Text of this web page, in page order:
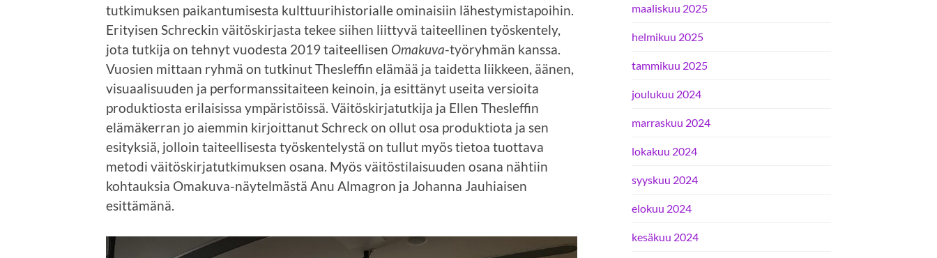
tutkimuksen paikantumisesta kulttuurihistorialle ominaisiin lähestymistapoihin.
Erityisen Schreckin väitöskirjasta tekee siihen liittyvä taiteellinen työskentely,
jota tutkija on tehnyt vuodesta 2019 taiteellisen Omakuva-työryhmän kanssa.
Vuosien mittaan ryhmä on tutkinut Thesleffin elämää ja taidetta liikkeen, äänen,
visuaalisuuden ja performanssitaiteen keinoin, ja esittänyt useita versioita
produktiosta erilaisissa ympäristöissä. Väitöskirjatutkija ja Ellen Thesleffin
elämäkerran jo aiemmin kirjoittanut Schreck on ollut osa produktiota ja sen
esityksiä, jolloin taiteellisesta työskentelystä on tullut myös tietoa tuottava
metodi väitöskirjatutkimuksen osana. Myös väitöstilaisuuden osana nähtiin
kohtauksia Omakuva-näytelmästä Anu Almagron ja Johanna Jauhiaisen
esittämänä.
maaliskuu 2025
helmikuu 2025
tammikuu 2025
joulukuu 2024
marraskuu 2024
lokakuu 2024
syyskuu 2024
elokuu 2024
kesäkuu 2024